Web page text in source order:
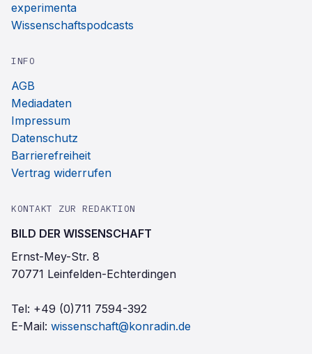
experimenta
Wissenschaftspodcasts
INFO
AGB
Mediadaten
Impressum
Datenschutz
Barrierefreiheit
Vertrag widerrufen
KONTAKT ZUR REDAKTION
BILD DER WISSENSCHAFT
Ernst-Mey-Str. 8
70771 Leinfelden-Echterdingen
Tel: +49 (0)711 7594-392
E-Mail: wissenschaft@konradin.de